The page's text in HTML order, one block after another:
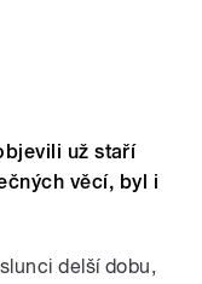
už staří
věcí, byl i
delší dobu,